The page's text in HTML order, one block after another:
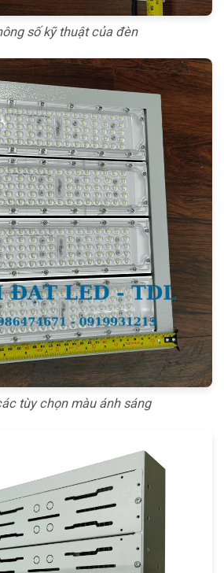
số kỹ thuật của đèn
tùy chọn màu ánh sáng